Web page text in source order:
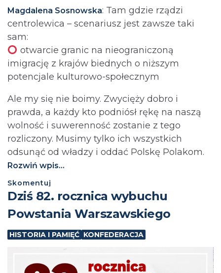
Magdalena Sosnowska: Tam gdzie rządzi
centrolewica – scenariusz jest zawsze taki
sam:
otwarcie granic na nieograniczoną
imigrację z krajów biednych o niższym
potencjale kulturowo-społecznym
Ale my się nie boimy. Zwycięży dobro i
prawda, a każdy kto podniósł rękę na naszą
wolność i suwerenność zostanie z tego
rozliczony. Musimy tylko ich wszystkich
odsunąć od władzy i oddać Polskę Polakom.
Rozwiń wpis...
Skomentuj
Dziś 82. rocznica wybuchu
Powstania Warszawskiego
HISTORIA I PAMIĘĆ KONFEDERACJA